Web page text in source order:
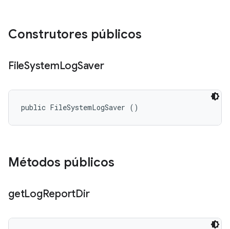
Construtores públicos
FileSystemLogSaver
public FileSystemLogSaver ()
Métodos públicos
getLogReportDir